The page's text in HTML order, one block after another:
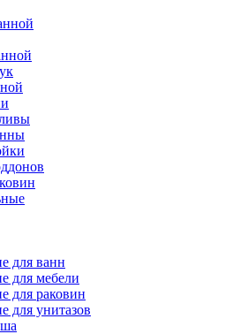
для ванн
для мебели
для раковин
для унитазов